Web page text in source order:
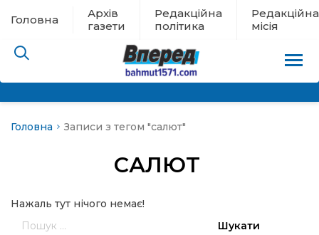
Головна
Архів
газети
Редакційна
політика
Редакційна
місія
Головна Записи з тегом "салют"
САЛЮТ
Нажаль тут нічого немає!